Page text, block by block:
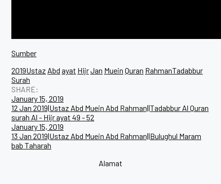
Sumber
2019Ustaz Abd ayat HijrJan Muein Quran RahmanTadabbur
Surah
SHARE:
January 15, 2019
12 Jan 2019|Ustaz Abd Muein Abd Rahman||Tadabbur Al Quran
surah Al - Hijr ayat 49 - 52
January 15, 2019
13 Jan 2019|Ustaz Abd Muein Abd Rahman||Bulughul Maram
bab Taharah
Alamat